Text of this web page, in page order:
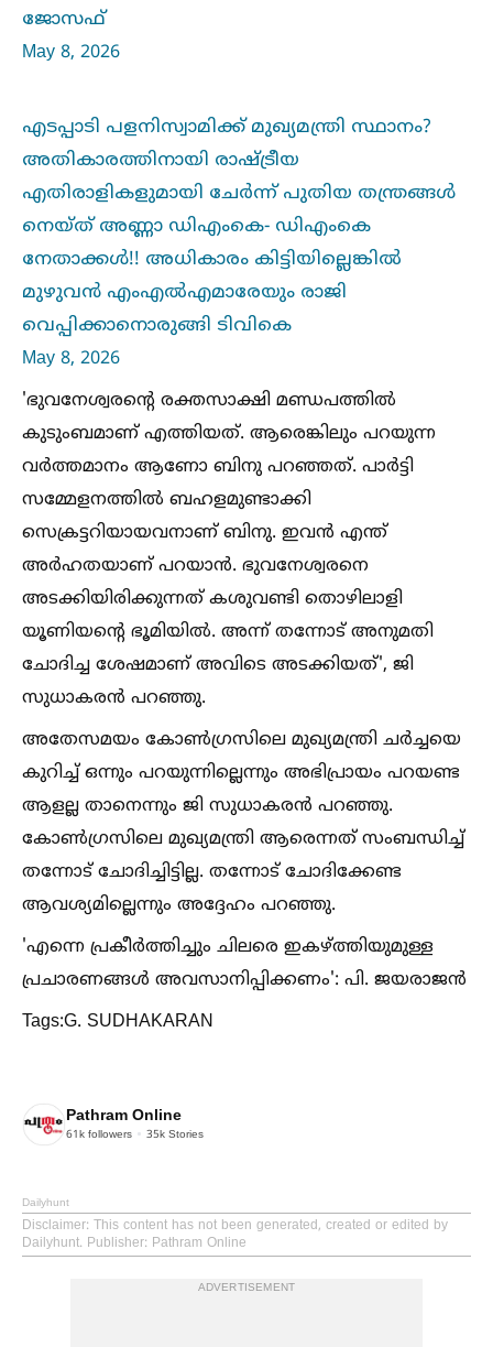
ജോസഫ്
May 8, 2026
എടപ്പാടി പളനിസ്വാമിക്ക് മുഖ്യമന്ത്രി സ്ഥാനം?
അതികാരത്തിനായി രാഷ്ട്രീയ
എതിരാളികളുമായി ചേർന്ന് പുതിയ തന്ത്രങ്ങള്‍
നെയ്ത് അണ്ണാ ഡിഎംകെ- ഡിഎംകെ
നേതാക്കള്‍!! അധികാരം കിട്ടിയില്ലെങ്കില്‍
മുഴുവൻ എംഎല്‍എമാരേയും രാജി
വെപ്പിക്കാനൊരുങ്ങി ടിവികെ
May 8, 2026
'ഭുവനേശ്വരന്റെ രക്തസാക്ഷി മണ്ഡപത്തില്‍
കുടുംബമാണ് എത്തിയത്. ആരെങ്കിലും പറയുന്ന
വർത്തമാനം ആണോ ബിനു പറഞ്ഞത്. പാർട്ടി
സമ്മേളനത്തില്‍ ബഹളമുണ്ടാക്കി
സെക്രട്ടറിയായവനാണ് ബിനു. ഇവൻ എന്ത്
അർഹതയാണ് പറയാൻ. ഭുവനേശ്വരനെ
അടക്കിയിരിക്കുന്നത് കശുവണ്ടി തൊഴിലാളി
യൂണിയന്റെ ഭൂമിയില്‍. അന്ന് തന്നോട് അനുമതി
ചോദിച്ച ശേഷമാണ് അവിടെ അടക്കിയത്', ജി
സുധാകരൻ പറഞ്ഞു.
അതേസമയം കോണ്‍ഗ്രസിലെ മുഖ്യമന്ത്രി ചർച്ചയെ
കുറിച്ച്‌ ഒന്നും പറയുന്നില്ലെന്നും അഭിപ്രായം പറയണ്ട
ആളല്ല താനെന്നും ജി സുധാകരൻ പറഞ്ഞു.
കോണ്‍ഗ്രസിലെ മുഖ്യമന്ത്രി ആരെന്നത് സംബന്ധിച്ച്‌
തന്നോട് ചോദിച്ചിട്ടില്ല. തന്നോട് ചോദിക്കേണ്ട
ആവശ്യമില്ലെന്നും അദ്ദേഹം പറഞ്ഞു.
'എന്നെ പ്രകീർത്തിച്ചും ചിലരെ ഇകഴ്ത്തിയുമുള്ള
പ്രചാരണങ്ങള്‍ അവസാനിപ്പിക്കണം': പി. ജയരാജൻ
Tags:G. SUDHAKARAN
Pathram Online
61k followers 35k Stories
Dailyhunt
Disclaimer: This content has not been generated, created or edited by
Dailyhunt. Publisher: Pathram Online
ADVERTISEMENT